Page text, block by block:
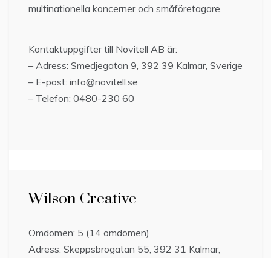
multinationella koncerner och småföretagare.
Kontaktuppgifter till Novitell AB är:
– Adress: Smedjegatan 9, 392 39 Kalmar, Sverige
– E-post: info@novitell.se
– Telefon: 0480-230 60
Wilson Creative
Omdömen: 5 (14 omdömen)
Adress: Skeppsbrogatan 55, 392 31 Kalmar,